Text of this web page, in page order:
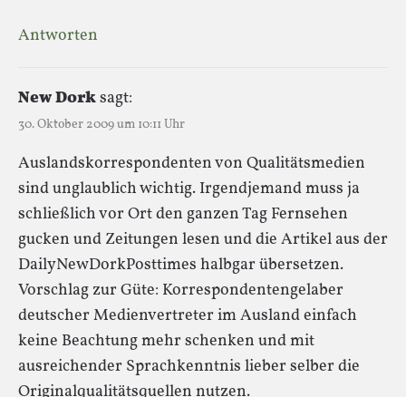
Antworten
New Dorksagt:
30. Oktober 2009 um 10:11 Uhr
Auslandskorrespondenten von Qualitätsmedien
sind unglaublich wichtig. Irgendjemand muss ja
schließlich vor Ort den ganzen Tag Fernsehen
gucken und Zeitungen lesen und die Artikel aus der
DailyNewDorkPosttimes halbgar übersetzen.
Vorschlag zur Güte: Korrespondentengelaber
deutscher Medienvertreter im Ausland einfach
keine Beachtung mehr schenken und mit
ausreichender Sprachkenntnis lieber selber die
Originalqualitätsquellen nutzen.